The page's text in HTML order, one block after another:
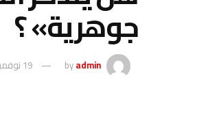
جوهرية» ؟
byadmin 19 نوفمبر 2015